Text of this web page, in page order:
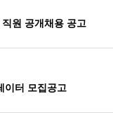
원 공개채용 공고
이터 모집공고